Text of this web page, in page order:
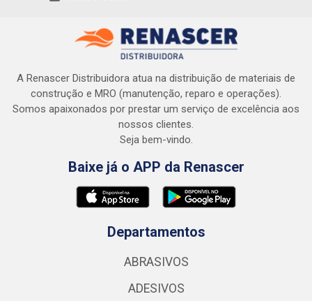
A Renascer Distribuidora atua na distribuição de materiais de
construção e MRO (manutenção, reparo e operações).
Somos apaixonados por prestar um serviço de excelência aos
nossos clientes.
Seja bem-vindo.
Baixe já o APP da Renascer
Departamentos
ABRASIVOS
ADESIVOS